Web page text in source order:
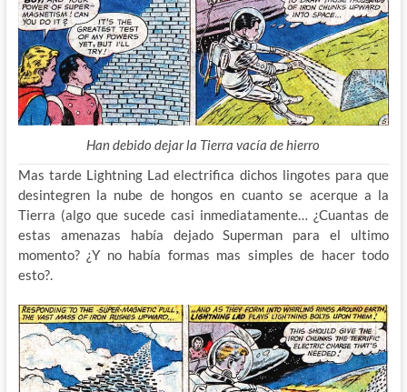
Han debido dejar la Tierra vacía de hierro
Mas tarde Lightning Lad electrifica dichos lingotes para que
desintegren la nube de hongos en cuanto se acerque a la
Tierra (algo que sucede casi inmediatamente… ¿Cuantas de
estas amenazas había dejado Superman para el ultimo
momento? ¿Y no había formas mas simples de hacer todo
esto?.